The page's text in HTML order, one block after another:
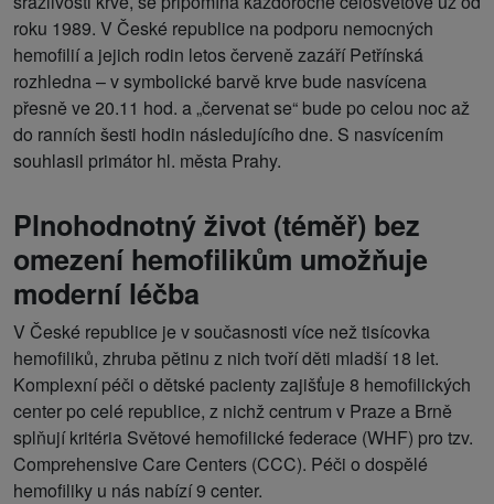
roku 1989. V České republice na podporu nemocných
hemofilií a jejich rodin letos červeně zazáří Petřínská
rozhledna – v symbolické barvě krve bude nasvícena
přesně ve 20.11 hod. a „červenat se“ bude po celou noc až
do ranních šesti hodin následujícího dne. S nasvícením
souhlasil primátor hl. města Prahy.
Plnohodnotný život (téměř) bez
omezení hemofilikům umožňuje
moderní léčba
V České republice je v současnosti více než tisícovka
hemofiliků, zhruba pětinu z nich tvoří děti mladší 18 let.
Komplexní péči o dětské pacienty zajišťuje 8 hemofilických
center po celé republice, z nichž centrum v Praze a Brně
splňují kritéria Světové hemofilické federace (WHF) pro tzv.
Comprehensive Care Centers (CCC). Péči o dospělé
hemofiliky u nás nabízí 9 center.